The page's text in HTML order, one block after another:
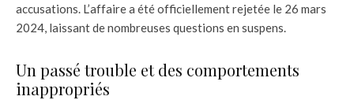
accusations. L’affaire a été officiellement rejetée le 26 mars
2024, laissant de nombreuses questions en suspens.
Un passé trouble et des comportements
inappropriés